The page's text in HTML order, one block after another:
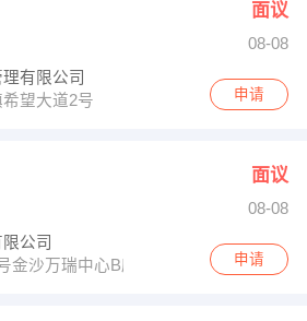
江阳区灵通培训学校 】 强势入驻
面议
08-08
有限公司
望大道2号
申请
面议
08-08
公司
金沙万瑞中心B座2101
申请